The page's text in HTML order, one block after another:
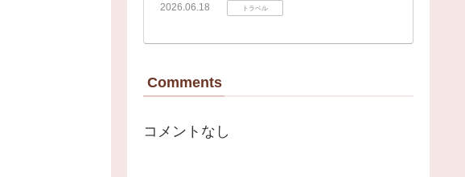
2026.06.18 トラベル
Comments
コメントなし